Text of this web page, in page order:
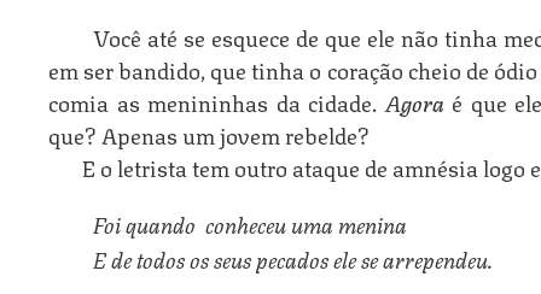
Você até se esquece de que ele não tinha
em ser bandido, que tinha o coração cheio de
comia as menininhas da cidade.Agoraé que
que? Apenas um jovem rebelde?
E o letrista tem outro ataque de amnésia logo
Foi quando  conheceu uma menina
E de todos os seus pecados ele se arrependeu.